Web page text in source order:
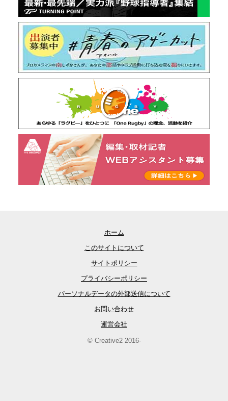
ホーム
このサイトについて
サイトポリシー
プライバシーポリシー
パーソナルデータの外部送信について
お問い合わせ
運営会社
© Creative2 2016-